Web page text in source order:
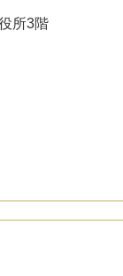
所3階